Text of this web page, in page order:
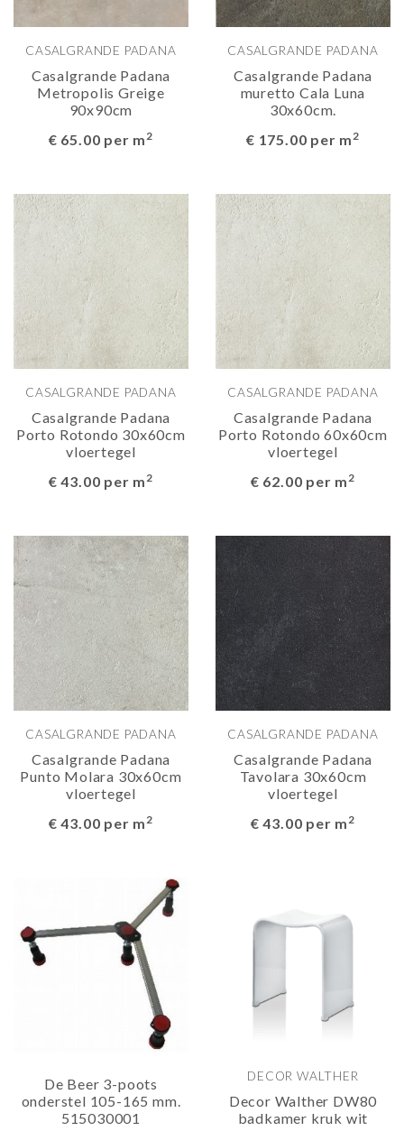
CASALGRANDE PADANA
Casalgrande Padana
Metropolis Greige
90x90cm
€ 65.00 per m2
CASALGRANDE PADANA
Casalgrande Padana
muretto Cala Luna
30x60cm.
€ 175.00 per m2
CASALGRANDE PADANA
Casalgrande Padana
Porto Rotondo 30x60cm
vloertegel
€ 43.00 per m2
CASALGRANDE PADANA
Casalgrande Padana
Porto Rotondo 60x60cm
vloertegel
€ 62.00 per m2
CASALGRANDE PADANA
Casalgrande Padana
Punto Molara 30x60cm
vloertegel
€ 43.00 per m2
CASALGRANDE PADANA
Casalgrande Padana
Tavolara 30x60cm
vloertegel
€ 43.00 per m2
De Beer 3-poots
onderstel 105-165 mm.
515030001
DECOR WALTHER
Decor Walther DW80
badkamer kruk wit